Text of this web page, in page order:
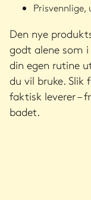
Den nye
godt alene som
din egen rutine
du vil bruke. Slik
faktisk leverer –
badet.